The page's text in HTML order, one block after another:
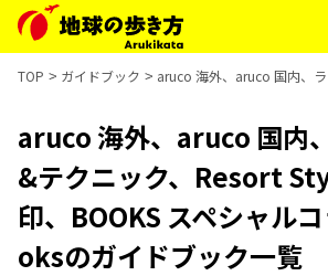
TOP ガイドブック aruco 海外、aruco 国内、
aruco 海外、aruco 国内
&テクニック、Resort
印、BOOKS スペシャル
oksのガイドブック一覧